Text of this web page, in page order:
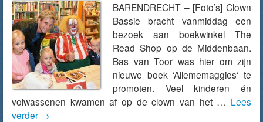
BARENDRECHT – [Foto’s] Clown
Bassie bracht vanmiddag een
bezoek aan boekwinkel The
Read Shop op de Middenbaan.
Bas van Toor was hier om zijn
nieuwe boek ‘Allememaggies‘ te
promoten. Veel kinderen én
volwassenen kwamen af op de clown van het … Lees
verder →